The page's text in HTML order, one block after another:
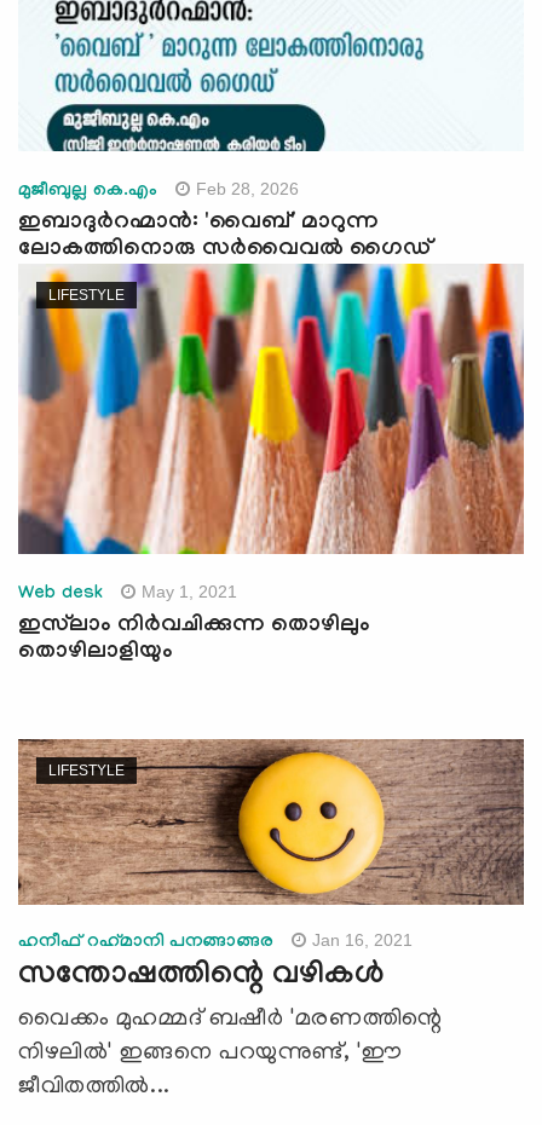
മുജീബുല്ല കെ.എം Feb 28, 2026
ഇബാദുർറഹ്മാൻ: 'വൈബ്' മാറുന്ന
ലോകത്തിനൊരു സർവൈവൽ ഗൈഡ്
LIFESTYLE
Web desk May 1, 2021
ഇസ്‌ലാം നിര്‍വചിക്കുന്ന തൊഴിലും
തൊഴിലാളിയും
LIFESTYLE
ഹനീഫ് റഹ്‌മാനി പനങ്ങാങ്ങര Jan 16, 2021
സന്തോഷത്തിന്റെ വഴികള്‍
വൈക്കം മുഹമ്മദ് ബഷീര്‍ 'മരണത്തിന്റെ
നിഴലില്‍' ഇങ്ങനെ പറയുന്നുണ്ട്, 'ഈ
ജീവിതത്തില്‍...